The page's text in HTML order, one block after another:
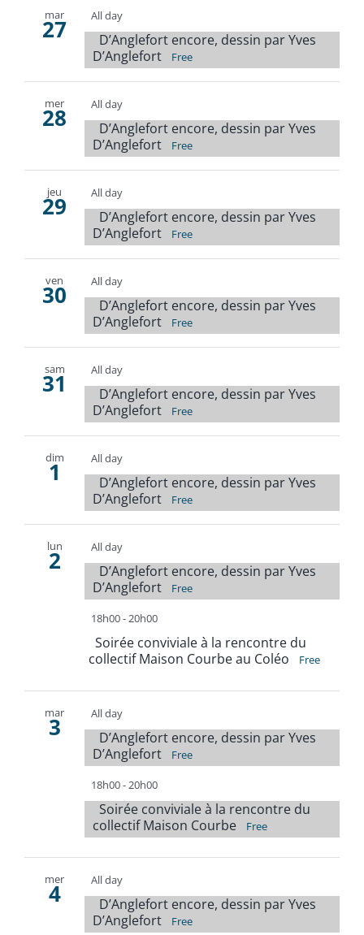
mar
27 All day
D’Anglefort encore, dessin par Yves
D’Anglefort
Free
mer
28 All day
D’Anglefort encore, dessin par Yves
D’Anglefort
Free
jeu
29 All day
D’Anglefort encore, dessin par Yves
D’Anglefort
Free
ven
30 All day
D’Anglefort encore, dessin par Yves
D’Anglefort
Free
sam
31 All day
D’Anglefort encore, dessin par Yves
D’Anglefort
Free
dim
1 All day
D’Anglefort encore, dessin par Yves
D’Anglefort
Free
lun
2 All day
D’Anglefort encore, dessin par Yves
D’Anglefort
Free
18h00-20h00
Soirée conviviale à la rencontre du
collectif Maison Courbe au Coléo
Free
mar
3 All day
D’Anglefort encore, dessin par Yves
D’Anglefort
Free
18h00-20h00
Soirée conviviale à la rencontre du
collectif Maison Courbe
Free
mer
4 All day
D’Anglefort encore, dessin par Yves
D’Anglefort
Free